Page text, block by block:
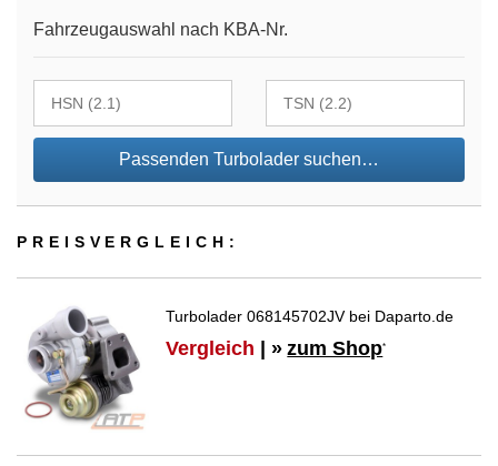
Fahrzeugauswahl nach KBA-Nr.
Passenden Turbolader suchen…
PREIS­VER­GLEICH:
Turbolader 068145702JV bei Daparto.de
Vergleich | » zum Shop*